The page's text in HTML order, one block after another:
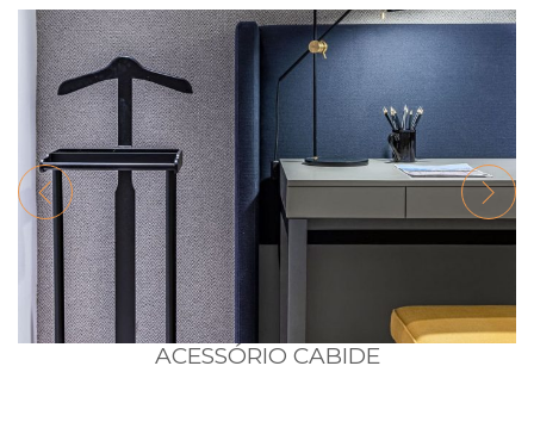
ACESSÓRIO CABIDE